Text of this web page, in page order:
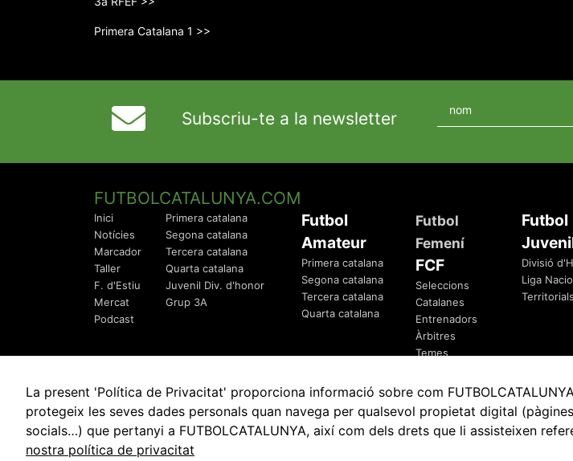
Primera Catalana 1 >>
Subscriu-te a la newsletter
FUTBOLCATALUNYA.COM
Inici
Notícies
Marcador
Taller
F. d'Estiu
Mercat
Podcast
Primera catalana
Segona catalana
Tercera catalana
Quarta catalana
Juvenil Div. d'honor
Grup 3A
Futbol
Amateur
Primera catalana
Segona catalana
Tercera catalana
Quarta catalana
Futbol
Femení
FCF
Seleccions
Catalanes
Entrenadors
Àrbitres
Temes
Futbol
Divisió
Liga
Territorials
© 2010 - 2026 FutbolCatalunya.com Avis Legal Política de
La present 'Política de Privacitat' proporciona informació sobre com
protegeix les seves dades personals quan navega per qualsevol propietat digital
socials…) que pertanyi a FUTBOLCATALUNYA, així com dels drets que li assisteixen
nostra política de privacitat